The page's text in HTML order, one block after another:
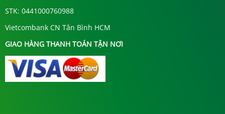
STK: 0441000760988
Vietcombank CN Tân Bình HCM
GIAO HÀNG THANH TOÁN TẬN NƠI